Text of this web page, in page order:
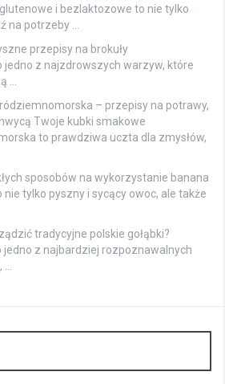
i bezlaktozowe to nie tylko
na potrzeby …
przepisy na brokuły
jedno z najzdrowszych warzyw, które
…
– przepisy na potrawy,
Twoje kubki smakowe
to prawdziwa uczta dla zmysłów,
sposobów na wykorzystanie banana
nie tylko pyszny i sycący owoc, ale także
tradycyjne polskie gołąbki?
jedno z najbardziej rozpoznawalnych